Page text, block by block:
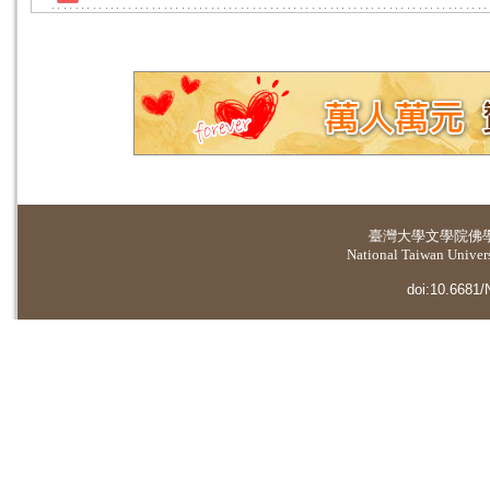
臺灣大學文學院佛
National Taiwan
doi:10.6681/